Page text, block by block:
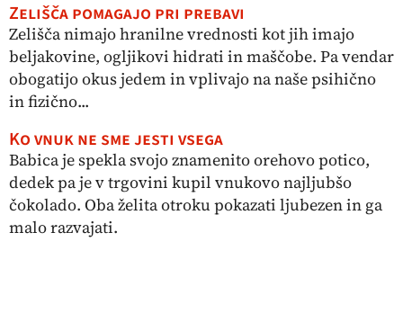
Zelišča pomagajo pri prebavi
Zelišča nimajo hranilne vrednosti kot jih imajo
beljakovine, ogljikovi hidrati in maščobe. Pa vendar
obogatijo okus jedem in vplivajo na naše psihično
in fizično...
Ko vnuk ne sme jesti vsega
Babica je spekla svojo znamenito orehovo potico,
dedek pa je v trgovini kupil vnukovo najljubšo
čokolado. Oba želita otroku pokazati ljubezen in ga
malo razvajati.